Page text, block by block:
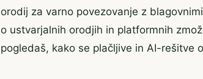
orodij za varno povezovanje z
o ustvarjalnih orodjih in platformnih
pogledaš, kako se plačljive in AI-rešitve